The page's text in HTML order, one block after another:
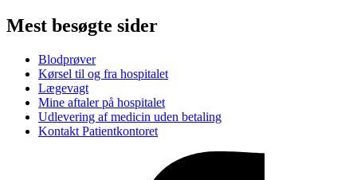
Mest besøgte sider
Blodprøver
Kørsel til og fra hospitalet
Lægevagt
Mine aftaler på hospitalet
Udlevering af medicin uden betaling
Kontakt Patientkontoret